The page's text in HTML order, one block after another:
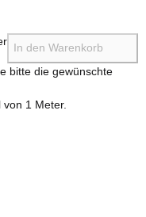
In den Warenkorb
bitte die gewünschte
von 1 Meter.